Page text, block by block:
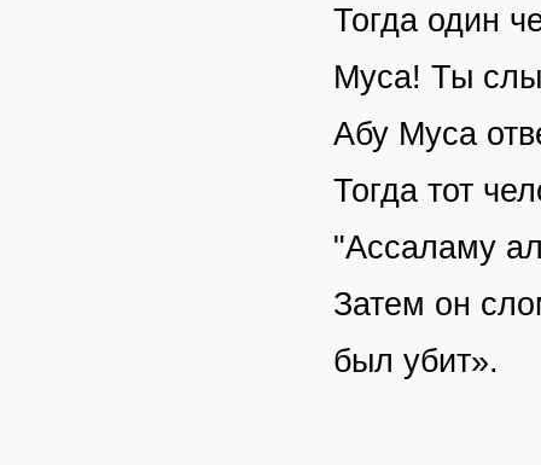
Тогда один
Абу Муса
Тогда тот
"Ассаламу
Затем он
был убит».